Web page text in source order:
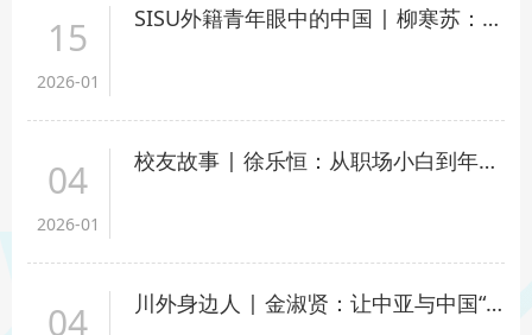
15
2026-01
SISU外籍青年眼中的中国 | 柳寒苏：重庆，如何让我读懂了红岩精神
04
2026-01
校友故事 | 徐乐恒：从职场小白到年入百万， 解锁他的职场进阶之路
04 川外身边人 | 金淑贤：让中亚与中国“心意相通”的美丽使者